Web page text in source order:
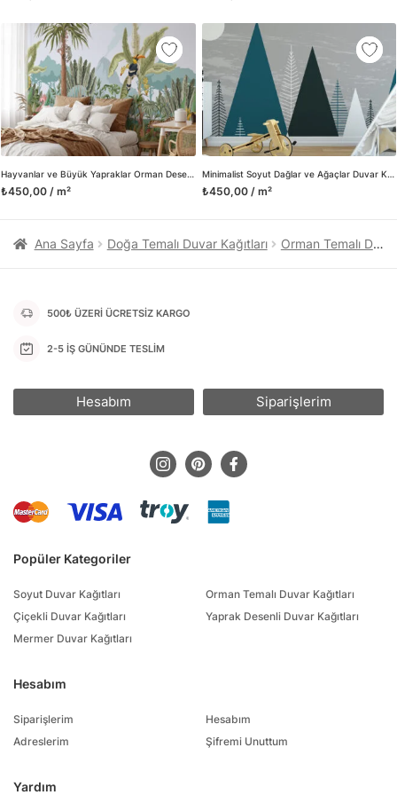
Hayvanlar ve Büyük Yapraklar Orman Desenli Duvar Kağıdı, Tropikal Yağmur Ormanı Duvar Posteri
₺450,00 / m²
Minimalist Soyut Dağlar ve Ağaçlar Duvar Kağıdı
₺450,00 / m²
üretimini ve satışını yapmaktadır. Duvar tasarımının önemini
biliyor ve evin en kritik dekorasyon alanı olduğunu kabul
ediyoruz. Bu nedenle ürün yelpazemizi sürekli genişletiyor ve
trendlere ayak uydurmanın yanı sıra yeni trendlerin oluşumunda
da öncü rol üstleniyoruz.
Herhangi bir soru ya da sorununuz olursa bizimle iletişime
geçebilirsiniz.
Ana Sayfa Doğa Temalı Duvar Kağıtları Orman Temalı Duvar Kağıtları
Popüler Kategoriler
Soyut Duvar Kağıtları
Çiçekli Duvar Kağıtları
Mermer Duvar Kağıtları
Orman Temalı Duvar Kağıtları
Yaprak Desenli Duvar Kağıtları
Hesabım
Siparişlerim
Adreslerim
Hesabım
Şifremi Unuttum
Yardım
500₺ ÜZERİ ÜCRETSİZ KARGO
2-5 İŞ GÜNÜNDE TESLİM
Hesabım Siparişlerim